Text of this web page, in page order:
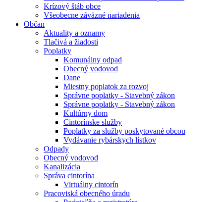
Krízový štáb obce
Všeobecne záväzné nariadenia
Občan
Aktuality a oznamy
Tlačivá a žiadosti
Poplatky
Komunálny odpad
Obecný vodovod
Dane
Miestny poplatok za rozvoj
Správne poplatky - Stavebný zákon
Správne poplatky - Stavebný zákon
Kultúrny dom
Cintorínske služby
Poplatky za služby poskytované obcou
Vydávanie rybárskych lístkov
Odpady
Obecný vodovod
Kanalizácia
Správa cintorína
Virtuálny cintorín
Pracoviská obecného úradu